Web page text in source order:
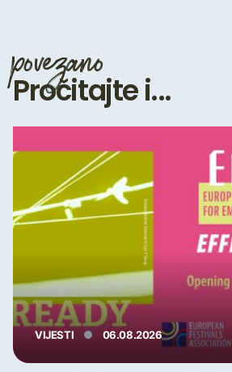
povezano
Pročitajte i...
VIJESTI 06.08.2026